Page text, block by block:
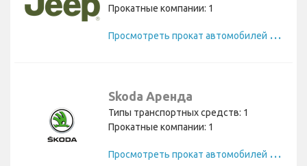
Прокатные компании: 1
П
росмотреть прокат автомобилей Jeep
Skoda Аренда
Типы транспортных средств: 1
Прокатные компании: 1
П
росмотреть прокат автомобилей Skoda